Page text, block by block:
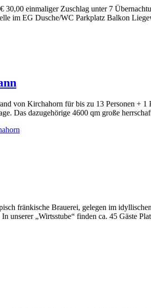
30,00 einma­liger Zuschlag unter 7
im EG Dusche/WC Park­platz Balkon
von Kirch­ahorn für bis zu 13 Personen
Das dazu­ge­hö­rige 4600 qm große
frän­ki­sche Brauerei, gelegen im
unserer „Wirts­stube“ finden ca. 45 Gäste